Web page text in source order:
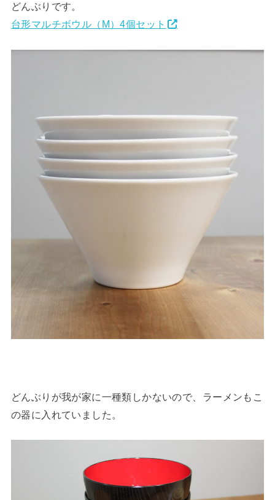
どんぶりです。
台形マルチボウル（M）4個セット
どんぶりが我が家に一種類しかないので、ラーメンもこ
の器に入れていました。